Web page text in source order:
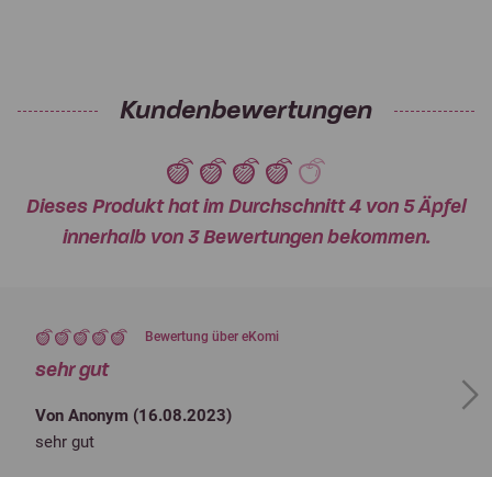
Kundenbewertungen
Dieses Produkt hat im Durchschnitt 4 von 5 Äpfel
innerhalb von 3 Bewertungen bekommen.
Bewertung über eKomi
sehr gut
Von Anonym (16.08.2023)
sehr gut
Next